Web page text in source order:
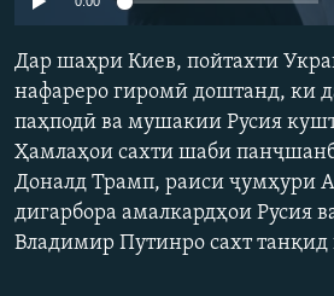
ГУЗОРИШҲОИ РАДИОӢ
ПАЙГИРӢ КУНЕД
240p
Дар шаҳри Киев, пойтахти
нафареро гиромӣ доштанд, ки
паҳподӣ ва мушакии Русия
Ҳамлаҳои сахти шаби
Доналд Трамп, раиси ҷумҳури
дигарбора амалкардҳои Русия
Владимир Путинро сахт танқид